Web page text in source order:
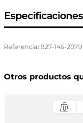
Referencia: 927-146-2079
Otros productos